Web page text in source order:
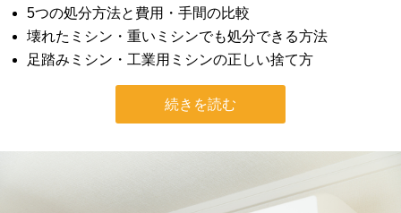
5つの処分方法と費用・手間の比較
壊れたミシン・重いミシンでも処分できる方法
足踏みミシン・工業用ミシンの正しい捨て方
続きを読む